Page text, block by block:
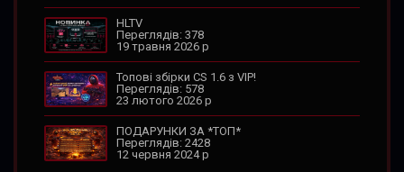
HLTV
Переглядів: 378
19 травня 2026 р
Топові збірки CS 1.6 з VIP!
Переглядів: 578
23 лютого 2026 р
ПОДАРУНКИ ЗА *ТОП*
Переглядів: 2428
12 червня 2024 р